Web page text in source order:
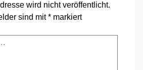
wird nicht veröffentlicht.
sind mit* markiert